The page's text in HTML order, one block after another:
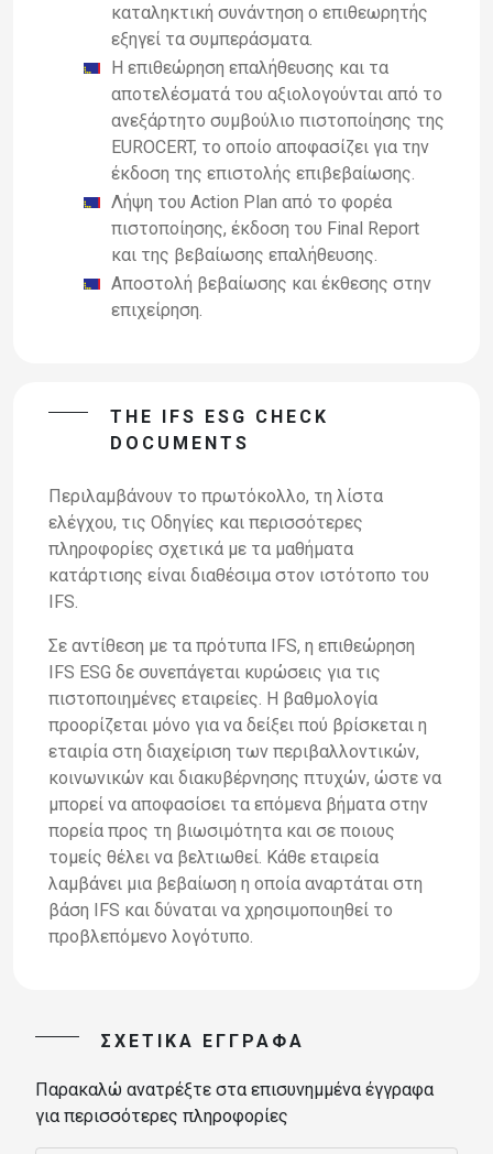
καταληκτική συνάντηση ο επιθεωρητής
εξηγεί τα συμπεράσματα.
Η επιθεώρηση επαλήθευσης και τα
αποτελέσματά του αξιολογούνται από το
ανεξάρτητο συμβούλιο πιστοποίησης της
EUROCERT, το οποίο αποφασίζει για την
έκδοση της επιστολής επιβεβαίωσης.
Λήψη του Action Plan από το φορέα
πιστοποίησης, έκδοση του Final Report
και της βεβαίωσης επαλήθευσης.
Αποστολή βεβαίωσης και έκθεσης στην
επιχείρηση.
THE IFS ESG CHECK
DOCUMENTS
Περιλαμβάνουν το πρωτόκολλο, τη λίστα
ελέγχου, τις Οδηγίες και περισσότερες
πληροφορίες σχετικά με τα μαθήματα
κατάρτισης είναι διαθέσιμα στον ιστότοπο του
IFS.
Σε αντίθεση με τα πρότυπα IFS, η επιθεώρηση
IFS ESG δε συνεπάγεται κυρώσεις για τις
πιστοποιημένες εταιρείες. Η βαθμολογία
προορίζεται μόνο για να δείξει πού βρίσκεται η
εταιρία στη διαχείριση των περιβαλλοντικών,
κοινωνικών και διακυβέρνησης πτυχών, ώστε να
μπορεί να αποφασίσει τα επόμενα βήματα στην
πορεία προς τη βιωσιμότητα και σε ποιους
τομείς θέλει να βελτιωθεί. Κάθε εταιρεία
λαμβάνει μια βεβαίωση η οποία αναρτάται στη
βάση IFS και δύναται να χρησιμοποιηθεί το
προβλεπόμενο λογότυπο.
ΣΧΕΤΙΚΆ ΈΓΓΡΑΦΑ
Παρακαλώ ανατρέξτε στα επισυνημμένα έγγραφα
για περισσότερες πληροφορίες